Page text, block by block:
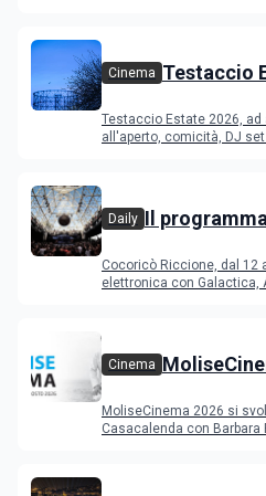
Cinema Testaccio
Ferragosto
Testaccio Estate 2026,
all'aperto, comicità, DJ
Daily Il
Cocoricò Riccione, dal 12
elettronica con Galactica,
Cinema
MoliseCinema 2026 si
Casacalenda con Barbara